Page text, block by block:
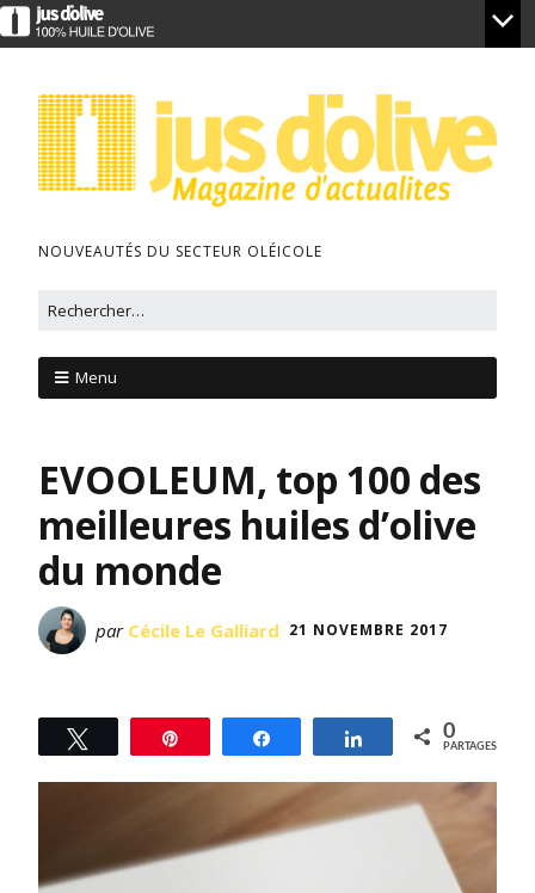
NOUVEAUTÉS DU SECTEUR OLÉICOLE
Menu
EVOOLEUM, top 100 des
meilleures huiles d’olive
du monde
par Cécile Le Galliard 21 NOVEMBRE 2017
Tweetez Partagez Partagez 0
PARTAGES